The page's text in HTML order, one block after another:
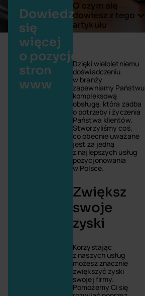
Dowiedz
się
więcej
o pozycjonowaniu
stron
www
O czym się
dowiesz z tego
artykułu
Dzięki wieloletniemu
doświadczeniu
w branży
zapewniamy Państwu
kompleksową
obsługę, która zadba
o potrzeby i życzenia
Państwa klientów.
Stworzyliśmy coś,
co obecnie uważane
jest za jedną
z najlepszych usług
pozycjonowania
w Polsce.
Zwiększ
swoje
zyski
Korzystając
z naszych usług
możesz znacznie
zwiększyć zyski
swojej firmy.
Pomożemy Ci się